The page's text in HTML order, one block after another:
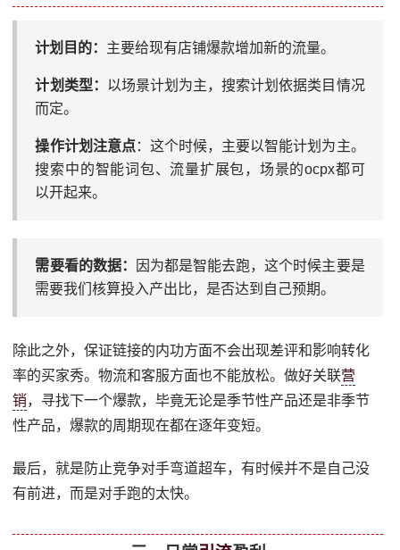
计划目的： 主要给现有店铺爆款增加新的流量。
计划类型： 以场景计划为主，搜索计划依据类目情况
而定。
操作计划注意点：这个时候，主要以智能计划为主。
搜索中的智能词包、流量扩展包，场景的ocpx都可
以开起来。
需要看的数据：
因为都是智能去跑，这个时候主要是
需要我们核算投入产出比，是否达到自己预期。
除此之外，保证链接的内功方面不会出现差评和影响转化
率的买家秀。物流和客服方面也不能放松。做好关联营
销，寻找下一个爆款，毕竟无论是季节性产品还是非季节
性产品，爆款的周期现在都在逐年变短。
最后，就是防止竞争对手弯道超车，有时候并不是自己没
有前进，而是对手跑的太快。